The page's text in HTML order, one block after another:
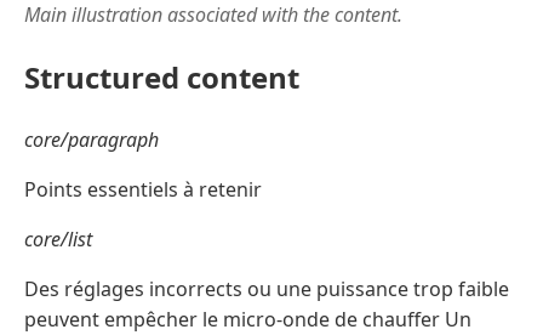
Main illustration associated with the content.
Structured content
core/paragraph
Points essentiels à retenir
core/list
Des réglages incorrects ou une puissance trop faible
peuvent empêcher le micro-onde de chauffer Un